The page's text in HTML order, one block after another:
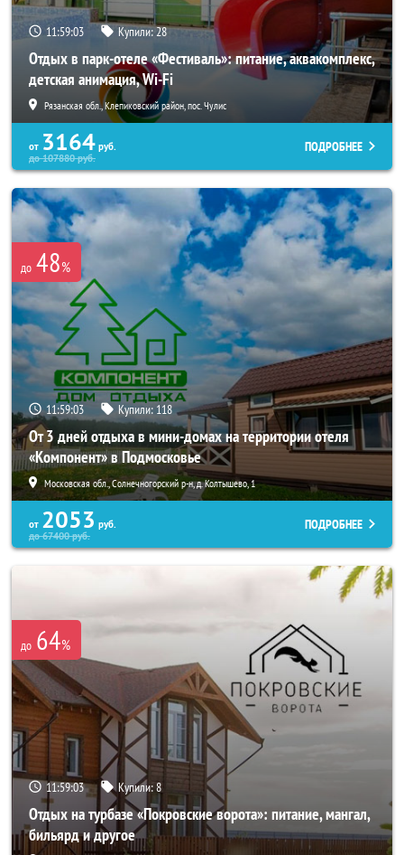
11:59:01 Купили:28
Отдых в парк-отеле «Фестиваль»: питание, аквакомплекс,
детская анимация, Wi-Fi
Рязанская обл., Клепиковский район, пос. Чулис
от 3164 руб.
до107880руб.
ПОДРОБНЕЕ
до 48%
11:59:01 Купили: 118
От 3 дней отдыха в мини-домах на территории отеля
«Компонент» в Подмосковье
Московская обл., Солнечногорский р-н, д. Колтышево, 1
от 2053 руб.
до67400руб.
ПОДРОБНЕЕ
до 64%
11:59:01 Купили:8
Отдых на турбазе «Покровские ворота»: питание, мангал,
бильярд и другое